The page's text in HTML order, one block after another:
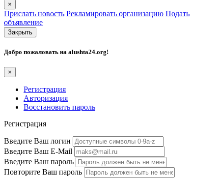
×
Прислать новость Рекламировать организацию Подать
объявление
Закрыть
Добро пожаловать на alushta24.org!
×
Регистрация
Авторизация
Восстановить пароль
Регистрация
Введите Ваш логин
Введите Ваш E-Mail
Введите Ваш пароль
Повторите Ваш пароль